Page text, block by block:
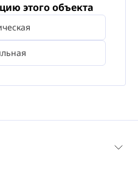
этого объекта